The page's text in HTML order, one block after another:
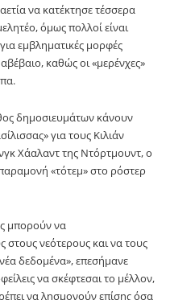
να κατέκτησε τέσσερα
όμως πολλοί είναι
εμβληματικές μορφές
καθώς οι «μερένχες»
δημοσιευμάτων κάνουν
για τους Κιλιάν
Χάαλαντ της Ντόρτμουντ, ο
«τότεμ» στο ρόστερ
μπορούν να
στους νεότερους και να τους
δεδομένα», επεσήμανε
να σκέφτεσαι το μέλλον,
να λησμονούν επίσης όσα